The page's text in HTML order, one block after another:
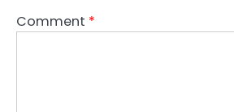
Comment *